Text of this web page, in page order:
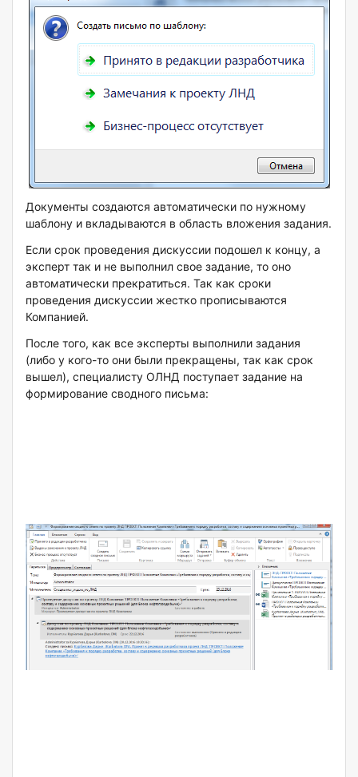
Документы создаются автоматически по нужному
шаблону и вкладываются в область вложения задания.
Если срок проведения дискуссии подошел к концу, а
эксперт так и не выполнил свое задание, то оно
автоматически прекратиться. Так как сроки
проведения дискуссии жестко прописываются
Компанией.
После того, как все эксперты выполнили задания
(либо у кого-то они были прекращены, так как срок
вышел), специалисту ОЛНД поступает задание на
формирование сводного письма: